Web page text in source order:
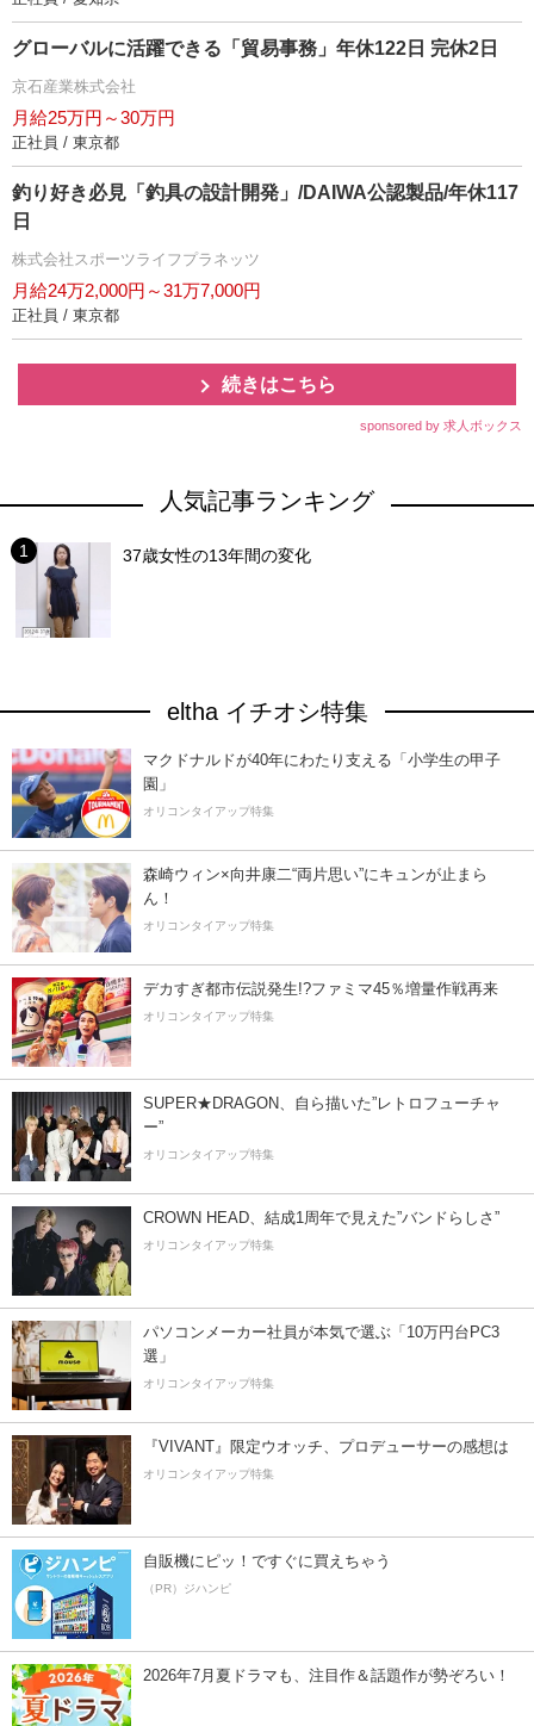
グローバルに活躍できる「貿易事務」年休122日 完休2日
京石産業株式会社
月給25万円～30万円
正社員 / 東京都
釣り好き必見「釣具の設計開発」/DAIWA公認製品/年休117
日
株式会社スポーツライフプラネッツ
月給24万2,000円～31万7,000円
正社員 / 東京都
続きはこちら
sponsored by 求人ボックス
人気記事ランキング
37歳女性の13年間の変化
eltha イチオシ特集
マクドナルドが40年にわたり支える「小学生の甲子
園」
オリコンタイアップ特集
森崎ウィン×向井康二“両片思い”にキュンが止まら
ん！
オリコンタイアップ特集
デカすぎ都市伝説発生!?ファミマ45％増量作戦再来
オリコンタイアップ特集
SUPER★DRAGON、自ら描いた”レトロフューチャ
ー”
オリコンタイアップ特集
CROWN HEAD、結成1周年で見えた”バンドらしさ”
オリコンタイアップ特集
パソコンメーカー社員が本気で選ぶ「10万円台PC3
選」
オリコンタイアップ特集
『VIVANT』限定ウオッチ、プロデューサーの感想は
オリコンタイアップ特集
自販機にピッ！ですぐに買えちゃう
（PR）ジハンピ
2026年7月夏ドラマも、注目作＆話題作が勢ぞろい！